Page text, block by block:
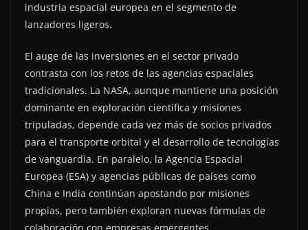
industria espacial europea en el segmento de
lanzadores ligeros.
El auge de las inversiones en el sector privado
contrasta con los retos de las agencias espaciales
tradicionales. La NASA, aunque mantiene una posición
dominante en exploración científica y misiones
tripuladas, depende cada vez más de socios privados
para el transporte orbital y el desarrollo de tecnologías
de vanguardia. En paralelo, la Agencia Espacial
Europea (ESA) y agencias públicas de países como
China e India continúan apostando por misiones
propias, pero también exploran nuevas fórmulas de